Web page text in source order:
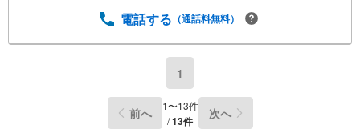
電話する （通話料無料）
1
前へ 1〜13件
/13件 次へ